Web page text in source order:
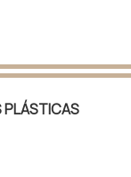
PLÁSTICAS